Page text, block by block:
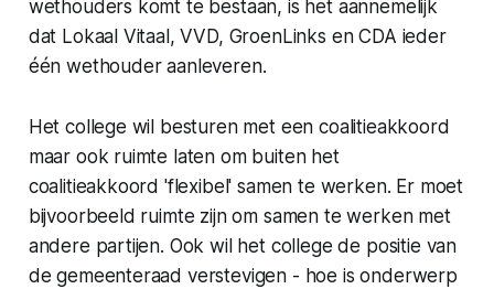
wethouders komt te bestaan, is het aannemelijk
dat Lokaal Vitaal, VVD, GroenLinks en CDA ieder
één wethouder aanleveren.
Het college wil besturen met een coalitieakkoord
maar ook ruimte laten om buiten het
coalitieakkoord 'flexibel' samen te werken. Er moet
bijvoorbeeld ruimte zijn om samen te werken met
andere partijen. Ook wil het college de positie van
de gemeenteraad verstevigen - hoe is onderwerp